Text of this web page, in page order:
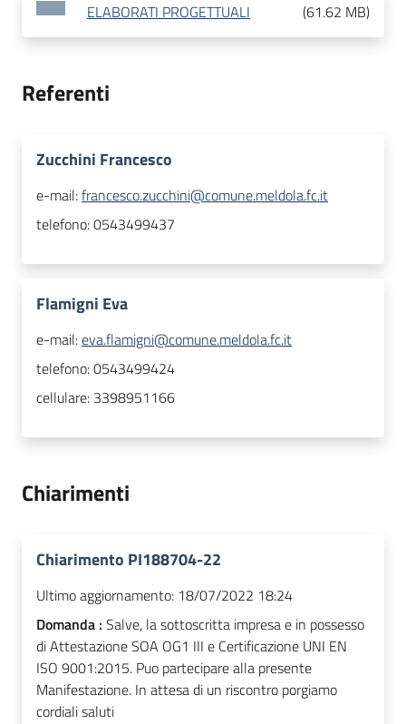
ELABORATI PROGETTUALI (61.62 MB)
Referenti
Zucchini Francesco
e-mail:francesco.zucchini@comune.meldola.fc.it
telefono:0543499437
Flamigni Eva
e-mail:eva.flamigni@comune.meldola.fc.it
telefono:0543499424
cellulare: 3398951166
Chiarimenti
Chiarimento PI188704-22
Ultimo aggiornamento: 18/07/2022 18:24
Domanda : Salve, la sottoscritta impresa e in possesso
di Attestazione SOA OG1 III e Certificazione UNI EN
ISO 9001:2015. Puo partecipare alla presente
Manifestazione. In attesa di un riscontro porgiamo
cordiali saluti